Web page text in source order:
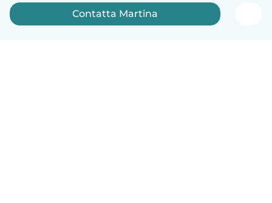
Contatta Martina